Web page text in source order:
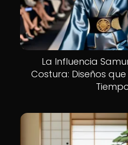
La Influencia
Costura: Diseños